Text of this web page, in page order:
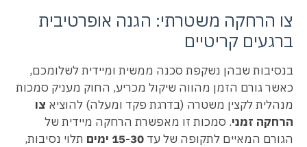
צו הרחקה משטרתי: הגנה אופרטיבית
ברגעים קריטיים
בנסיבות שבהן נשקפת סכנה ממשית ומיידית לשלומכם,
כאשר גורם הזמן מהווה שיקול מכריע, החוק מעניק סמכות
מנהלית לקצין משטרה (בדרגת פקד ומעלה) להוציאצו
הרחקה זמני. סמכות זו מאפשרת הרחקה מיידית של
הגורם המאיים לתקופה של עד15-30 ימים
תלוי נסיבות,